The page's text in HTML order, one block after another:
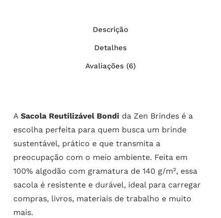
Descrição
Detalhes
Avaliações (6)
A Sacola Reutilizável Bondi da Zen Brindes é a
escolha perfeita para quem busca um brinde
sustentável, prático e que transmita a
preocupação com o meio ambiente. Feita em
100% algodão com gramatura de 140 g/m², essa
sacola é resistente e durável, ideal para carregar
compras, livros, materiais de trabalho e muito
mais.